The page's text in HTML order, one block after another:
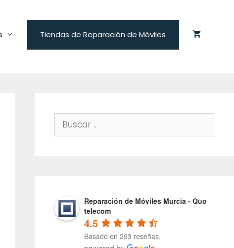
Tiendas de Reparación de Móviles
Buscar:
Reparación de Móviles Murcia - Quo
telecom
4.5
Basado en 293 reseñas.